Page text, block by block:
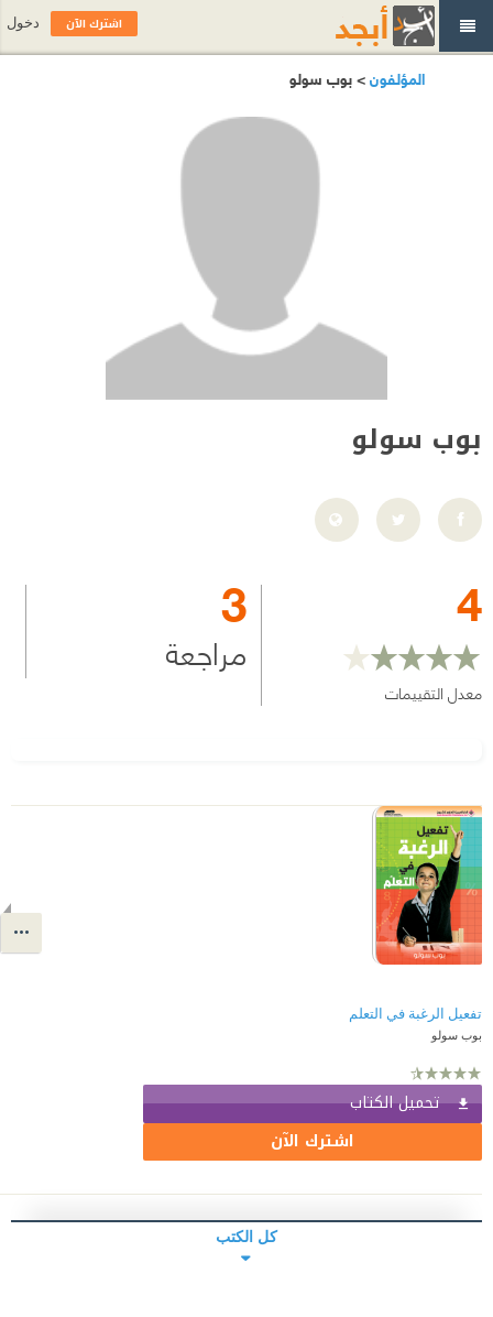
المؤلفون> بوب سولو
بوب سولو
4
معدل التقييمات
3
مراجعة
تفعيل الرغبة في التعلم
بوب سولو
تحميل الكتاب
اشترك الآن
كل الكتب
اشترك الآن دخول